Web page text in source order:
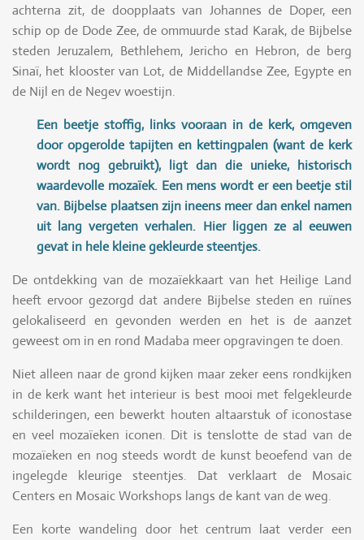
achterna zit, de doopplaats van Johannes de Doper, een
schip op de Dode Zee, de ommuurde stad Karak, de Bijbelse
steden Jeruzalem, Bethlehem, Jericho en Hebron, de berg
Sinaï, het klooster van Lot, de Middellandse Zee, Egypte en
de Nijl en de Negev woestijn.
Een beetje stoffig, links vooraan in de kerk, omgeven
door opgerolde tapijten en kettingpalen (want de kerk
wordt nog gebruikt), ligt dan die unieke, historisch
waardevolle mozaïek. Een mens wordt er een beetje stil
van. Bijbelse plaatsen zijn ineens meer dan enkel namen
uit lang vergeten verhalen. Hier liggen ze al eeuwen
gevat in hele kleine gekleurde steentjes.
De ontdekking van de mozaïekkaart van het Heilige Land
heeft ervoor gezorgd dat andere Bijbelse steden en ruïnes
gelokaliseerd en gevonden werden en het is de aanzet
geweest om in en rond Madaba meer opgravingen te doen.
Niet alleen naar de grond kijken maar zeker eens rondkijken
in de kerk want het interieur is best mooi met felgekleurde
schilderingen, een bewerkt houten altaarstuk of iconostase
en veel mozaïeken iconen. Dit is tenslotte de stad van de
mozaïeken en nog steeds wordt de kunst beoefend van de
ingelegde kleurige steentjes. Dat verklaart de Mosaic
Centers en Mosaic Workshops langs de kant van de weg.
Een korte wandeling door het centrum laat verder een